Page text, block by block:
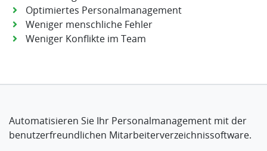
Optimiertes Personalmanagement
Weniger menschliche Fehler
Weniger Konflikte im Team
Automatisieren Sie Ihr Personalmanagement mit der
benutzerfreundlichen Mitarbeiterverzeichnissoftware.